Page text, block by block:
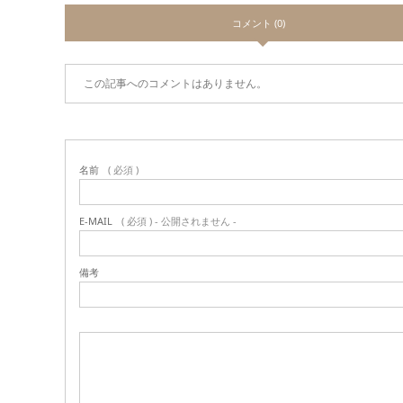
コメント (0)
この記事へのコメントはありません。
名前 ( 必須 )
E-MAIL ( 必須 ) - 公開されません -
備考